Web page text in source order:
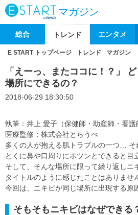
マガジン
総合 トレンド エンタメ
E START トップページ トレンド マガジン
「えーっ、またココに！？」
場所にできるの？
2018-06-29 18:30:50
執筆：井上 愛子（保健師・助産師・看護
医療監修：株式会社とらうべ
多くの人が抱える肌トラブルの一つ… そ
とくに鼻や口周りにポツンとできると目
そして、そんな場所に限って繰り返しニ
タイトルのように感じたことはありませ
今回は、ニキビが同じ場所に出現する原
そもそもニキビはなぜできる